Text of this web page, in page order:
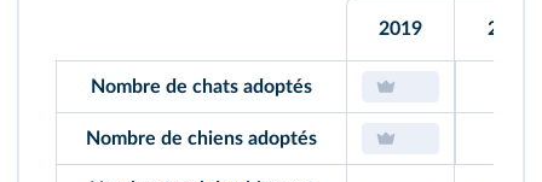
2019 2020
Nombre de chats adoptés
Nombre de chiens adoptés